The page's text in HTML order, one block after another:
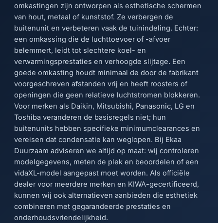
omkastingen zijn ontworpen als esthetische schermen
van hout, metaal of kunststof. Ze verbergen de
buitenunit en verbeteren vaak de tuinindeling. Echter:
een omkassing die de luchttoevoer of -afvoer
belemmert, leidt tot slechtere koel- en
verwarmingsprestaties en verhoogde slijtage. Een
goede omkasting houdt minimaal de door de fabrikant
voorgeschreven afstanden vrij en heeft roosters of
openingen die geen relatieve luchtstromen blokkeren.
Voor merken als Daikin, Mitsubishi, Panasonic, LG en
Toshiba veranderen de basisregels niet; hun
buitenunits hebben specifieke minimumclearances en
vereisen dat condensatie kan weglopen. Bij Ekaa
Duurzaam adviseren we altijd op maat: wij controleren
modelgegevens, meten de plek en beoordelen of een
vidaXL-model aangepast moet worden. Als officiële
dealer voor meerdere merken en KIWA-gecertificeerd,
kunnen wij ook alternatieven aanbieden die esthetiek
combineren met gegarandeerde prestaties en
onderhoudsvriendelijkheid.